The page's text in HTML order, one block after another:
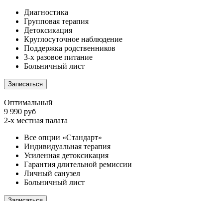
Диагностика
Групповая терапия
Детоксикация
Круглосуточное наблюдение
Поддержка родственников
3-х разовое питание
Больничный лист
Записаться
Оптимальный
9 990 руб
2-х местная палата
Все опции «Стандарт»
Индивидуальная терапия
Усиленная детоксикация
Гарантия длительной ремиссии
Личный санузел
Больничный лист